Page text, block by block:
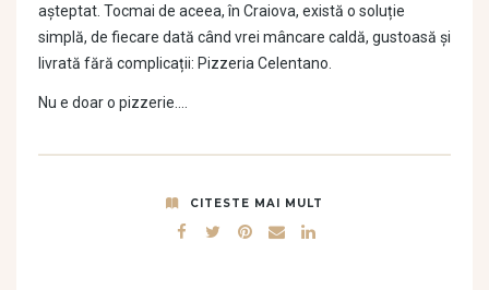
așteptat. Tocmai de aceea, în Craiova, există o soluție
simplă, de fiecare dată când vrei mâncare caldă, gustoasă și
livrată fără complicații: Pizzeria Celentano.
Nu e doar o pizzerie….
CITESTE MAI MULT